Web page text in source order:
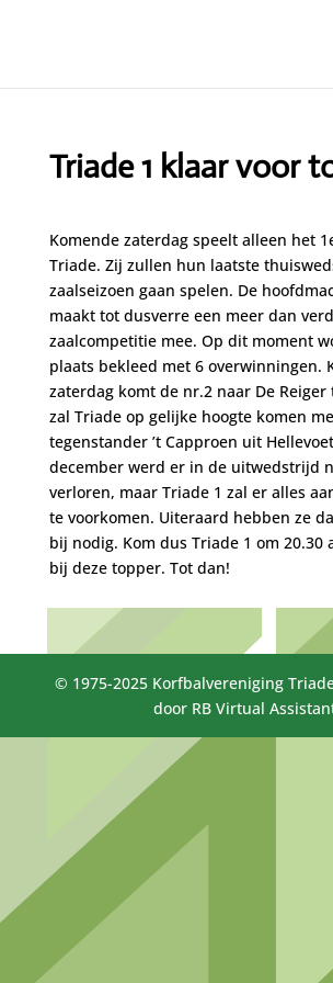
Triade 1 klaar voor
Komende zaterdag speelt alleen het
Triade. Zij zullen hun laatste
zaalseizoen gaan spelen. De
maakt tot dusverre een meer dan
zaalcompetitie mee. Op dit moment
plaats bekleed met 6 overwinningen.
zaterdag komt de nr.2 naar De Reiger
zal Triade op gelijke hoogte komen
tegenstander ’t Capproen uit
december werd er in de uitwedstrijd
verloren, maar Triade 1 zal er alles
te voorkomen. Uiteraard hebben ze
bij nodig. Kom dus Triade 1 om 20.30
bij deze topper. Tot dan!
© 1975-2025 Korfbalvereniging
door RB Virtual